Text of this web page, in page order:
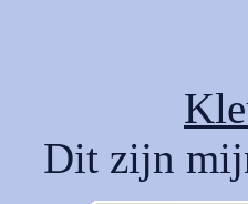
Dit zijn